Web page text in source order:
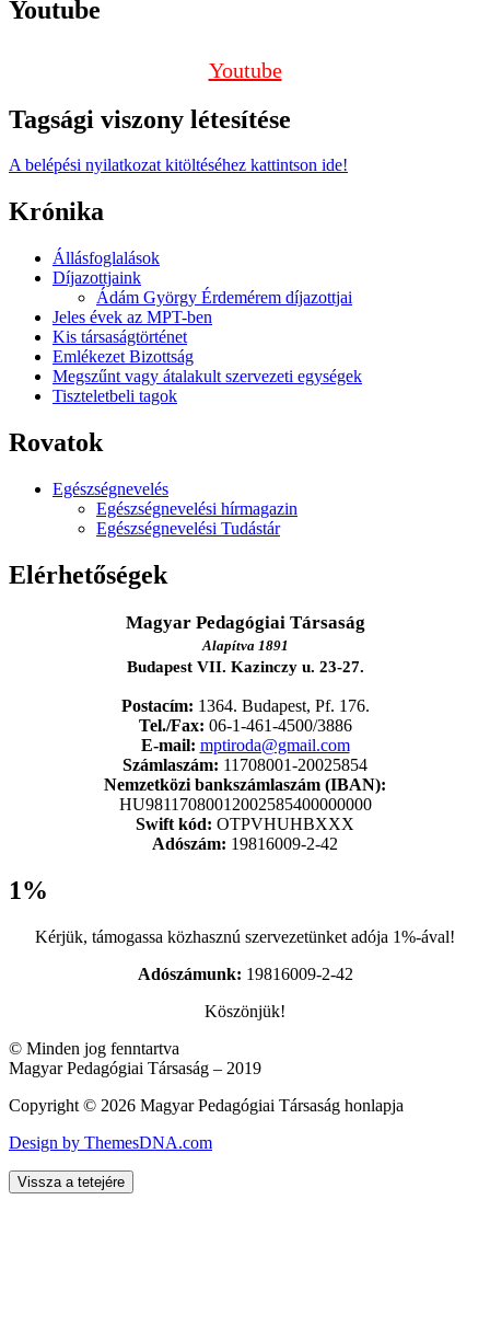
Youtube
Youtube
Tagsági viszony létesítése
A belépési nyilatkozat kitöltéséhez kattintson ide!
Krónika
Állásfoglalások
Díjazottjaink
Ádám György Érdemérem díjazottjai
Jeles évek az MPT-ben
Kis társaságtörténet
Emlékezet Bizottság
Megszűnt vagy átalakult szervezeti egységek
Tiszteletbeli tagok
Rovatok
Egészségnevelés
Egészségnevelési hírmagazin
Egészségnevelési Tudástár
Elérhetőségek
Magyar Pedagógiai Társaság
Alapítva 1891
Budapest VII. Kazinczy u. 23-27.
Postacím: 1364. Budapest, Pf. 176.
Tel./Fax: 06-1-461-4500/3886
E-mail: mptiroda@gmail.com
Számlaszám: 11708001-20025854
Nemzetközi bankszámlaszám (IBAN):
HU98117080012002585400000000
Swift kód: OTPVHUHBXXX
Adószám: 19816009-2-42
1%
Kérjük, támogassa közhasznú szervezetünket adója 1%-ával!
Adószámunk: 19816009-2-42
Köszönjük!
© Minden jog fenntartva
Magyar Pedagógiai Társaság – 2019
Copyright © 2026 Magyar Pedagógiai Társaság honlapja
Design by ThemesDNA.com
Vissza a tetejére